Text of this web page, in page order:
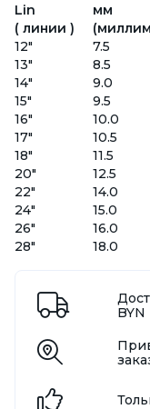
Lin
мм
( линии )
12"
7.5
13"
8.5
14"
9.0
15"
9.5
16"
10.0
17"
10.5
18"
11.5
20"
12.5
22"
14.0
24"
15.0
26"
16.0
28"
18.0
BYN